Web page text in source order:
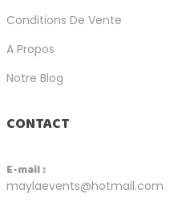
Conditions De Vente
A Propos
Notre Blog
CONTACT
E-mail :
maylaevents@hotmail.com